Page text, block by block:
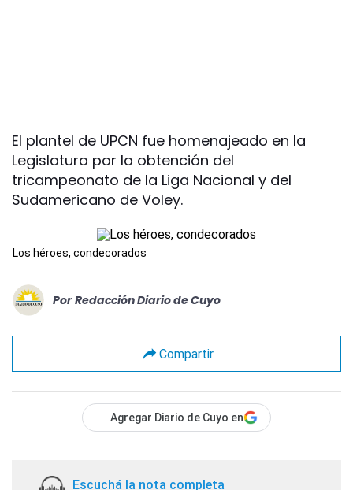
El plantel de UPCN fue homenajeado en la
Legislatura por la obtención del
tricampeonato de la Liga Nacional y del
Sudamericano de Voley.
Los héroes, condecorados
Por Redacción Diario de Cuyo
Compartir
Agregar Diario de Cuyo en
Escuchá la nota completa